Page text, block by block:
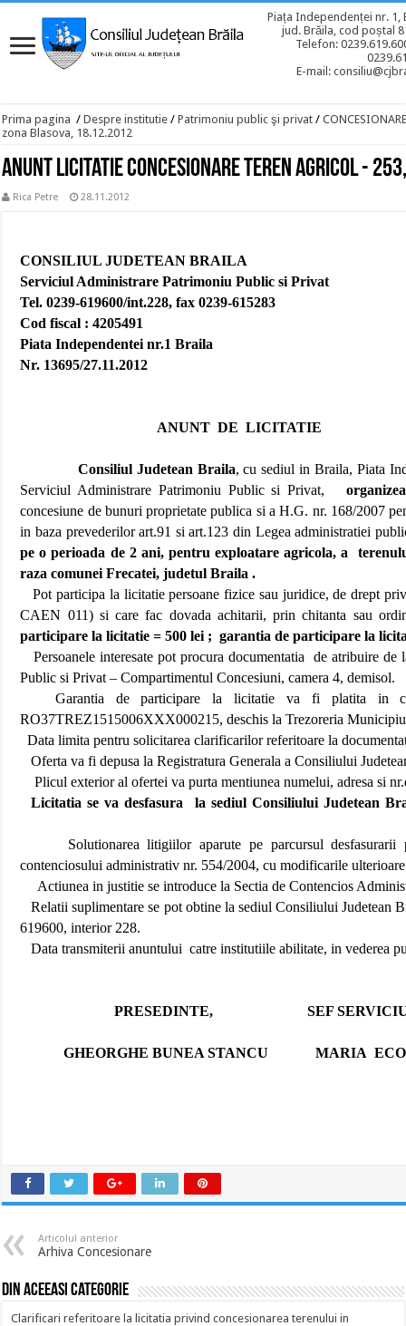
Piața Independenței nr. 1,
jud. Brăila, cod poștal
Telefon:
E-mail:
Prima pagina / Despre institutie / Patrimoniu public şi privat /
zona Blasova, 18.12.2012
Anunt licitatie concesionare teren agricol -
Rica Petre 28.11.2012
CONSILIUL JUDETEAN BRAILA
Serviciul Administrare Patrimoniu Public si Privat
Tel. 0239-619600/int.228, fax 0239-615283
Cod fiscal : 4205491
Piata Independentei nr.1 Braila
Nr. 13695/27.11.2012
ANUNT DE LICITATIE
Consiliul Judetean Braila, cu sediul in Braila, Piata
Serviciul Administrare Patrimoniu Public si Privat,
concesiune de bunuri proprietate publica si a H.G. nr. 168/2007
in baza prevederilor art.91 si art.123 din Legea administratiei
pe o perioada de 2 ani, pentru exploatare agricola, a
raza comunei Frecatei, judetul Braila .
Pot participa la licitatie persoane fizice sau juridice, de drept
CAEN 011) si care fac dovada achitarii, prin chitanta sau
participare la licitatie = 500 lei ; garantia de participare la
Persoanele interesate pot procura documentatia
de atribuire de
Public si Privat – Compartimentul Concesiuni, camera 4, demisol.
Garantia de participare la licitatie va fi platita in
RO37TREZ1515006XXX000215, deschis la Trezoreria
Data limita pentru solicitarea clarificarilor referitoare la
Oferta va fi depusa la Registratura Generala a Consiliului
Plicul exterior al ofertei va purta mentiunea numelui, adresa si
Licitatia se va desfasura
la sediul Consiliului Judetean
Solutionarea litigiilor aparute pe parcursul
contenciosului administrativ nr. 554/2004, cu modificarile
Actiunea in justitie se introduce la Sectia de Contencios
Relatii suplimentare se pot obtine la sediul Consiliului Judetean
619600, interior 228.
Data transmiterii anuntului catre institutiile abilitate, in vederea
PRESEDINTE, SEF
GHEORGHE BUNEA STANCU MARIA
Articolul anterior
Arhiva Concesionare
Din aceeasi categorie
Clarificari referitoare la licitatia privind concesionarea terenului in